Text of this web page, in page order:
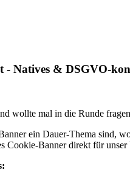
- Natives & DSGVO-
wollte mal in die Runde
ein Dauer-Thema sind,
Cookie-Banner direkt für